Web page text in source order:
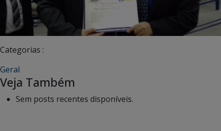
Categorias :
Geral
Veja Também
Sem posts recentes disponíveis.